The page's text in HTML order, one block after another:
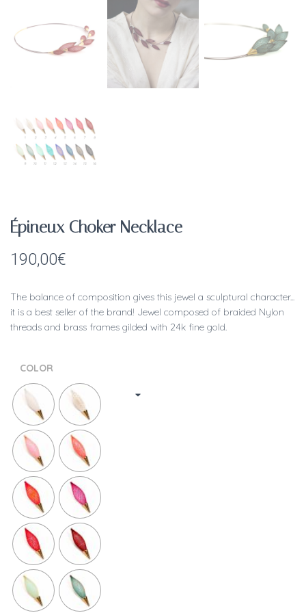
Épineux Choker Necklace
190,00€
The balance of composition gives this jewel a sculptural character...
it is a best seller of the brand! Jewel composed of braided Nylon
threads and brass frames gilded with 24k fine gold.
COLOR